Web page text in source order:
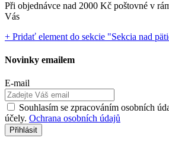
Při objednávce nad 2000 Kč poštovné v
Vás
+ Pridať element do sekcie "Sekcia nad
Novinky emailem
E-mail
Souhlasím se zpracováním osobních
účely. Ochrana osobních údajů